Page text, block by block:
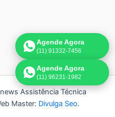
Assistência Técnica
Master: Divulga Seo.
Agende Agora
(11) 91332-7456
Agende Agora
(11) 96231-1982